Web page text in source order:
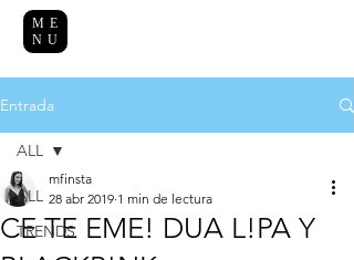
ME
NU
Entrada
ALL
TRENDS
ALL
CE TE EME! DUA L!PA Y
mfinsta
28 abr 2019 1 min de lectura